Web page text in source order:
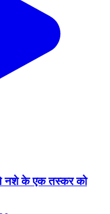
नशे के एक तस्कर को